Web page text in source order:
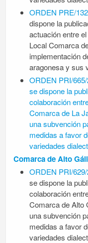
ORDEN PRE/
dispone la
actuación entre
Local Comarca
implementación
aragonesa y sus
ORDEN PRI/
se dispone la
colaboración
Comarca de La
una subvención
medidas a favor
variedades
Comarca de Alto
ORDEN PRI/
se dispone la
colaboración
Comarca de Alto
una subvención
medidas a favor
variedades